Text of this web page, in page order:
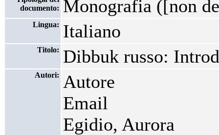
documento: Monografia ([non
Lingua: Italiano
Titolo: Dibbuk russo:
Autori: Autore
Email
Egidio, Aurora